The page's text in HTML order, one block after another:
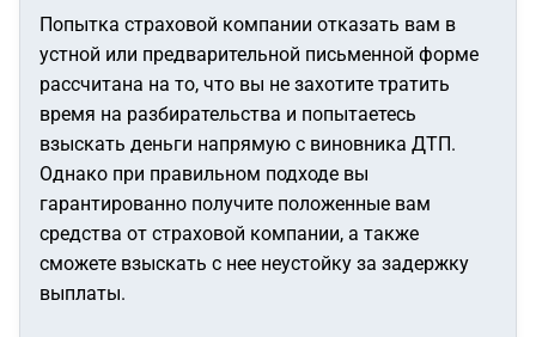
Попытка страховой компании отказать вам в
устной или предварительной письменной форме
рассчитана на то, что вы не захотите тратить
время на разбирательства и попытаетесь
взыскать деньги напрямую с виновника ДТП.
Однако при правильном подходе вы
гарантированно получите положенные вам
средства от страховой компании, а также
сможете взыскать с нее неустойку за задержку
выплаты.